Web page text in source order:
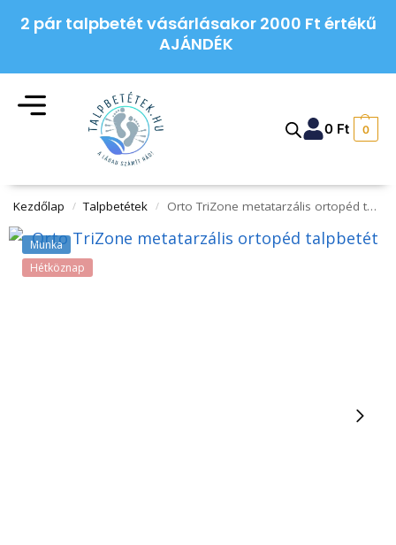
2 pár talpbetét vásárlásakor 2000 Ft értékű
AJÁNDÉK
0 Ft 0
Kezdőlap / Talpbetétek / Orto TriZone metatarzális ortopéd talpbetét
Munka
Hétköznap